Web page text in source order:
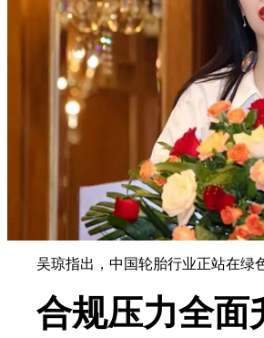
吴琼指出，中国轮胎行业正站在绿
合规压力全面